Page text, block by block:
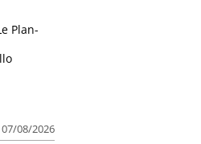
07/08/2026
Plan-